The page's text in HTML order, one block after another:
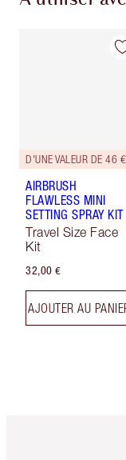
D'UNE VALEUR DE 46
AIRBRUSH
FLAWLESS MINI
SETTING SPRAY KIT
Travel Size Face
Kit
32,00 €
AJOUTER AU